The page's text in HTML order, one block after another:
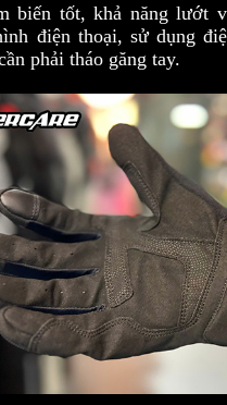
biến tốt, khả năng lướt
điện thoại, sử dụng
phải tháo găng tay.